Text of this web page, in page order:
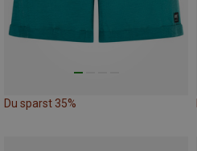
Du sparst 35%